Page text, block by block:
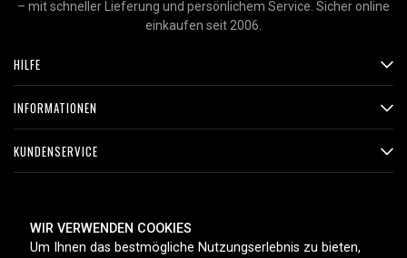
– mit schneller Lieferung und persönlichem Service. Sicher online
einkaufen seit 2006.
HILFE
INFORMATIONEN
KUNDENSERVICE
ZAHLUNGSMETHODEN
WIR VERWENDEN COOKIES
Um Ihnen das bestmögliche Nutzungserlebnis zu bieten,